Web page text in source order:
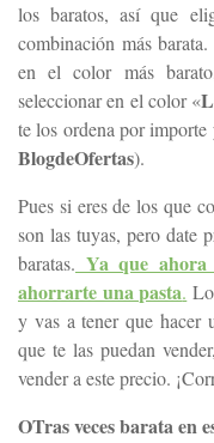
los baratos, así que
combinación más
en el color más
seleccionar en el color «
te los ordena por
BlogdeOfertas).
Pues si eres de los que
son las tuyas, pero date
baratas. Ya que
ahorrarte una pasta.
y vas a tener que hacer
que te las puedan
vender a este precio.
OTrasveces barata en